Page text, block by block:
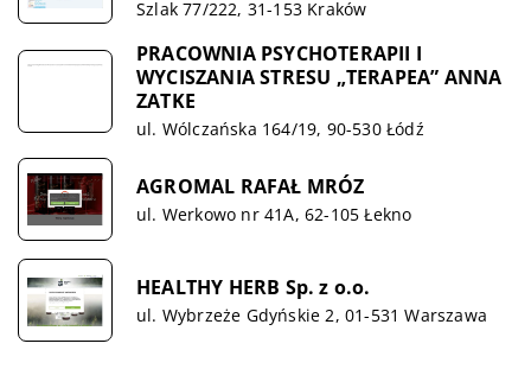
Szlak 77/222, 31-153 Kraków
PRACOWNIA PSYCHOTERAPII I
WYCISZANIA STRESU „TERAPEA” ANNA
ZATKE
ul. Wólczańska 164/19, 90-530 Łódź
AGROMAL RAFAŁ MRÓZ
ul. Werkowo nr 41A, 62-105 Łekno
HEALTHY HERB Sp. z o.o.
ul. Wybrzeże Gdyńskie 2, 01-531 Warszawa